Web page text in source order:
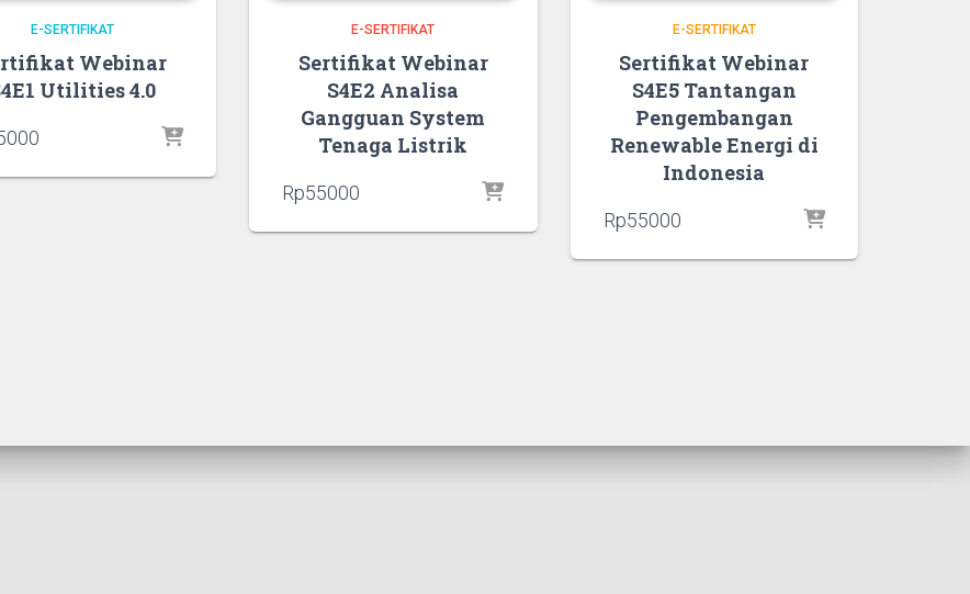
E-SERTIFIKAT
Webinar
Utilities 4.0
E-SERTIFIKAT
Sertifikat Webinar
S4E2 Analisa
Gangguan System
Tenaga Listrik
Rp55000
E-SERTIFIKAT
Sertifikat Webinar
S4E5 Tantangan
Pengembangan
Renewable Energi di
Indonesia
Rp55000